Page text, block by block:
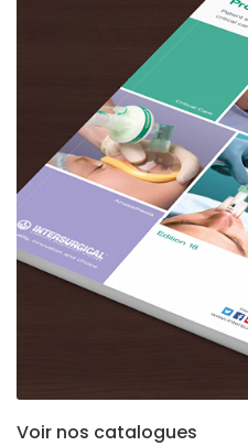
Voir nos catalogues